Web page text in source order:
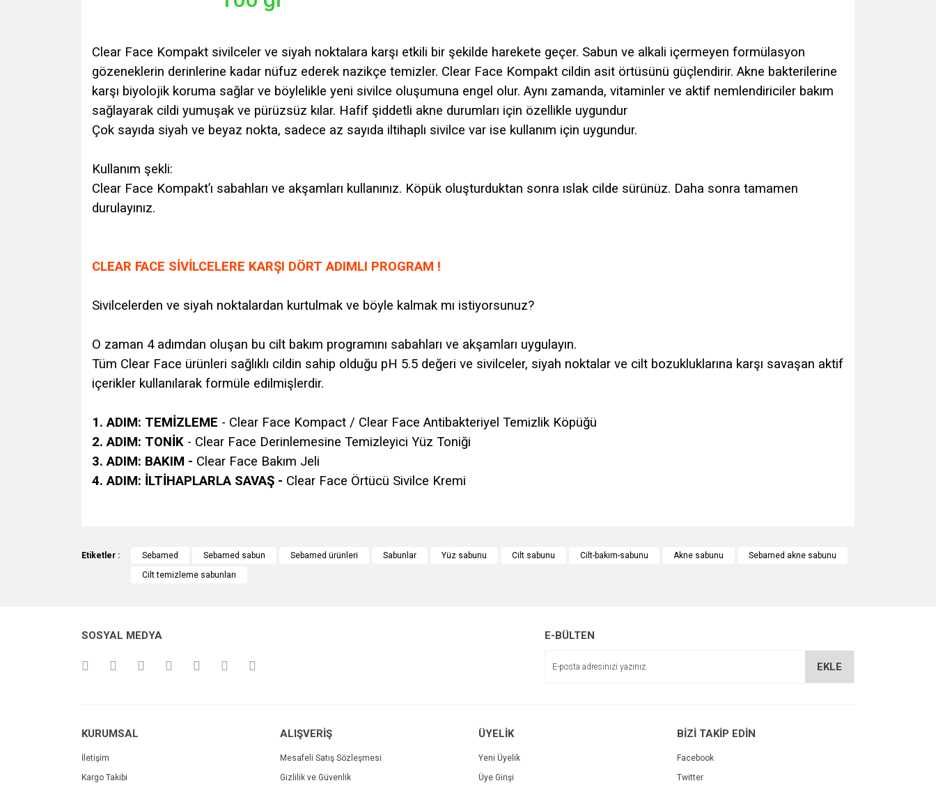
Clear Face Kompakt sivilceler ve siyah noktalara karşı etkili bir şekilde harekete geçer. Sabun ve alkali içermeyen formülasyon
gözeneklerin derinlerine kadar nüfuz ederek nazikçe temizler. Clear Face Kompakt cildin asit örtüsünü güçlendirir. Akne bakterilerine
karşı biyolojik koruma sağlar ve böylelikle yeni sivilce oluşumuna engel olur. Aynı zamanda, vitaminler ve aktif nemlendiriciler bakım
sağlayarak cildi yumuşak ve pürüzsüz kılar. Hafif şiddetli akne durumları için özellikle uygundur
Çok sayıda siyah ve beyaz nokta, sadece az sayıda iltihaplı sivilce var ise kullanım için uygundur.
Kullanım şekli:
Clear Face Kompakt’ı sabahları ve akşamları kullanınız. Köpük oluşturduktan sonra ıslak cilde sürünüz. Daha sonra tamamen
durulayınız.
CLEAR FACE SİVİLCELERE KARŞI DÖRT ADIMLI PROGRAM !
Sivilcelerden ve siyah noktalardan kurtulmak ve böyle kalmak mı istiyorsunuz?
O zaman 4 adımdan oluşan bu cilt bakım programını sabahları ve akşamları uygulayın.
Tüm Clear Face ürünleri sağlıklı cildin sahip olduğu pH 5.5 değeri ve sivilceler, siyah noktalar ve cilt bozukluklarına karşı savaşan aktif
içerikler kullanılarak formüle edilmişlerdir.
1. ADIM: TEMİZLEME - Clear Face Kompact / Clear Face Antibakteriyel Temizlik Köpüğü
2. ADIM: TONİK - Clear Face Derinlemesine Temizleyici Yüz Toniği
3. ADIM: BAKIM - Clear Face Bakım Jeli
4. ADIM: İLTİHAPLARLA SAVAŞ - Clear Face Örtücü Sivilce Kremi
Bu ürüne ilk yorumu siz yapın!
Ürün resmi kalitesiz, bozuk veya görüntülenemiyor.
Ürün fiyatı diğer sitelerden daha pahalı.
Etiketler : Sebamed Sebamed sabun Sebamed ürünleri Sabunlar Yüz sabunu Cilt sabunu Cilt-bakım-sabunu Akne sabunu
Sebamed akne sabunu
Cilt temizleme sabunları
SOSYAL MEDYA E-BÜLTEN
EKLE
KURUMSAL
İletişim
Kargo Takibi
ALIŞVERİŞ
Mesafeli Satış Sözleşmesi
Gizlilik ve Güvenlik
ÜYELİK
Yeni Üyelik
Üye Girişi
BİZİ TAKİP EDİN
Facebook
Twitter